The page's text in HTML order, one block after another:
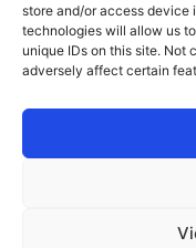
store and/or access device
technologies will allow us
unique IDs on this site. Not
adversely affect certain
©